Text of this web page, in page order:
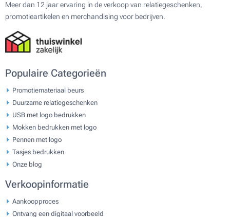
Meer dan 12 jaar ervaring in de verkoop van relatiegeschenken,
promotieartikelen en merchandising voor bedrijven.
Populaire Categorieën
Promotiemateriaal beurs
Duurzame relatiegeschenken
USB met logo bedrukken
Mokken bedrukken met logo
Pennen met logo
Tasjes bedrukken
Onze blog
Verkoopinformatie
Aankoopproces
Ontvang een digitaal voorbeeld